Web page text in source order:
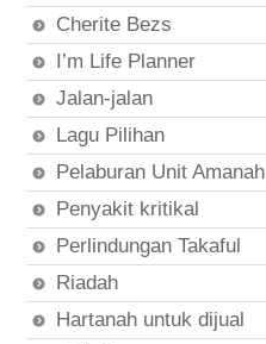
Cherite Bezs
I’m Life Planner
Jalan-jalan
Lagu Pilihan
Pelaburan Unit Amanah
Penyakit kritikal
Perlindungan Takaful
Riadah
Hartanah untuk dijual